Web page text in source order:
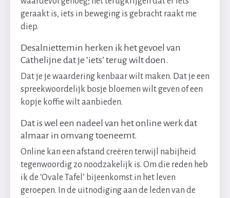
geraakt is, iets in beweging is gebracht raakt me
diep.
Desalniettemin herken ik het gevoel van
Cathelijne dat je ‘iets’ terug wilt doen.
Dat je je waardering kenbaar wilt maken. Dat je een
spreekwoordelijk bosje bloemen wilt geven of een
kopje koffie wilt aanbieden.
Dat is wel een nadeel van het online werk dat
almaar in omvang toeneemt.
Online kan een afstand creëren terwijl nabijheid
tegenwoordig zo noodzakelijk is. Om die reden heb
ik de ‘Ovale Tafel’ bijeenkomst in het leven
geroepen. In de uitnodiging aan de leden van de